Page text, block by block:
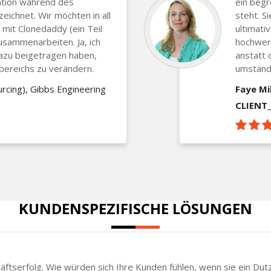
Wir möchten in all
Clonedaddy (ein Teil
Ja, ich
beigetragen haben,
zu verändern.
Gibbs Engineering
steht.
anstatt
Faye
KUNDENSPEZIFISCHE LÖSUNGEN
Wie würden sich Ihre Kunden fühlen, wenn sie ein